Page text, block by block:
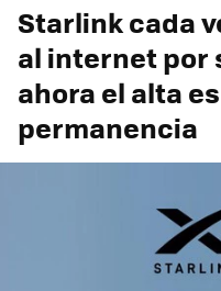
Starlink cada
al internet por
ahora el alta
permanencia